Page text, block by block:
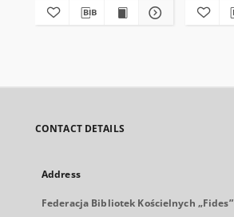
CONTACT DETAILS
Address
Federacja Bibliotek Kościelnych „Fides”